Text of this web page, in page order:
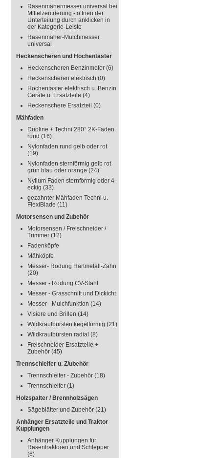
Rasenmähermesser universal bei
Mittelzentrierung - öffnen der
Unterteilung durch anklicken in
der Kategorie-Leiste
Rasenmäher-Mulchmesser
universal
Heckenscheren und Hochentaster
Heckenscheren Benzinmotor (6)
Heckenscheren elektrisch (0)
Hochentaster elektrisch u. Benzin
Geräte u. Ersatzteile (4)
Heckenschere Ersatzteil (0)
Mähfaden
Duoline + Techni 280° 2K-Faden
rund (16)
Nylonfaden rund gelb oder rot
(19)
Nylonfaden sternförmig gelb rot
grün blau oder orange (24)
Nylium Faden sternförmig oder 4-
eckig (33)
gezahnter Mähfaden Techni u.
FlexiBlade (11)
Motorsensen und Zubehör
Motorsensen / Freischneider /
Trimmer (12)
Fadenköpfe
Mähköpfe
Messer- Rodung Hartmetall-Zahn
(20)
Messer - Rodung CV-Stahl
Messer - Grasschnitt und Dickicht
Messer - Mulchfunktion (14)
Visiere und Brillen (14)
Wildkrautbürsten kegelförmig (21)
Wildkrautbürsten radial (8)
Freischneider Ersatzteile +
Zubehör (45)
Trennschleifer u. Z/ubehör
Trennschleifer - Zubehör (18)
Trennschleifer (1)
Holzspalter / Brennholzsägen
Sägeblätter und Zubehör (21)
Anhänger Ersatzteile und Traktor
Kupplungen
Anhänger Kupplungen für
Rasentraktoren und Schlepper
(6)